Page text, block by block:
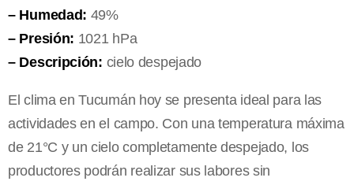
– Humedad: 49%
– Presión: 1021 hPa
– Descripción: cielo despejado
El clima en Tucumán hoy se presenta ideal para las
actividades en el campo. Con una temperatura máxima
de 21°C y un cielo completamente despejado, los
productores podrán realizar sus labores sin